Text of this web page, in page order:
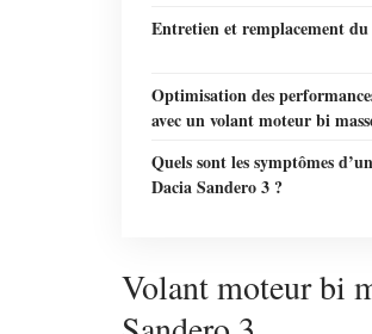
Entretien et remplacement
Optimisation des
avec un volant moteur bi
Quels sont les symptômes
Dacia Sandero 3 ?
Volant moteur bi